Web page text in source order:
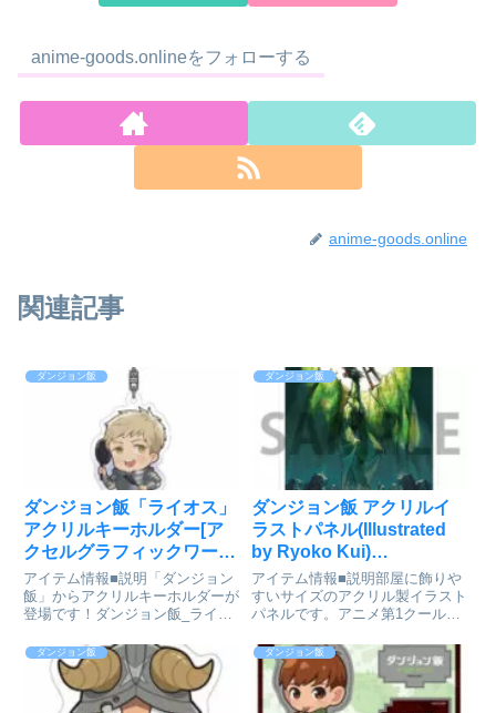
anime-goods.onlineをフォローする
anime-goods.online
関連記事
ダンジョン飯
ダンジョン飯「ライオス」
アクリルキーホルダー[ア
クセルグラフィックワーク
ス]が予約受付開始
アイテム情報■説明「ダンジョン
飯」からアクリルキーホルダーが
登場です！ダンジョン飯_ライオ
で探す
ダンジョン飯
ダンジョン飯 アクリルイ
ラストパネル(Illustrated
by Ryoko Kui)
C[KADOKAWA]が予約受
付開始
アイテム情報■説明部屋に飾りや
すいサイズのアクリル製イラスト
パネルです。アニメ第1クールの
者：九井諒子先生のイラストを使
用しています。■サイズ約
H210×W148mmダンジョン飯_ア
クリルイラストパネル（Ill...
ダンジョン飯 ダンジョン飯